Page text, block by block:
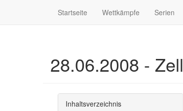
Startseite Wettkämpfe Serien
28.06.2008 -
Inhaltsverzeichnis